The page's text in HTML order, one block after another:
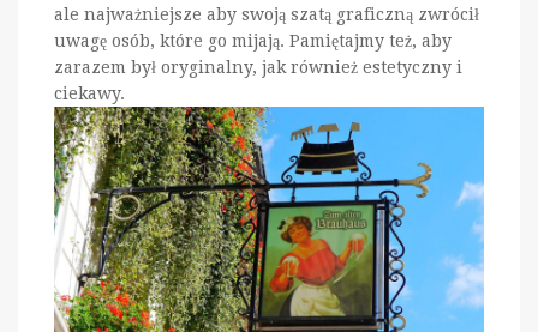
ale najważniejsze aby swoją szatą graficzną zwrócił
uwagę osób, które go mijają. Pamiętajmy też, aby
zarazem był oryginalny, jak również estetyczny i
ciekawy.